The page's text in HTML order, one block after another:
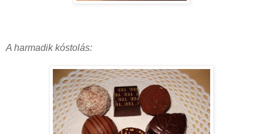
A harmadik kóstolás: